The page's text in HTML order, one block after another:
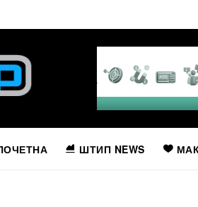
ШТИП NEWS